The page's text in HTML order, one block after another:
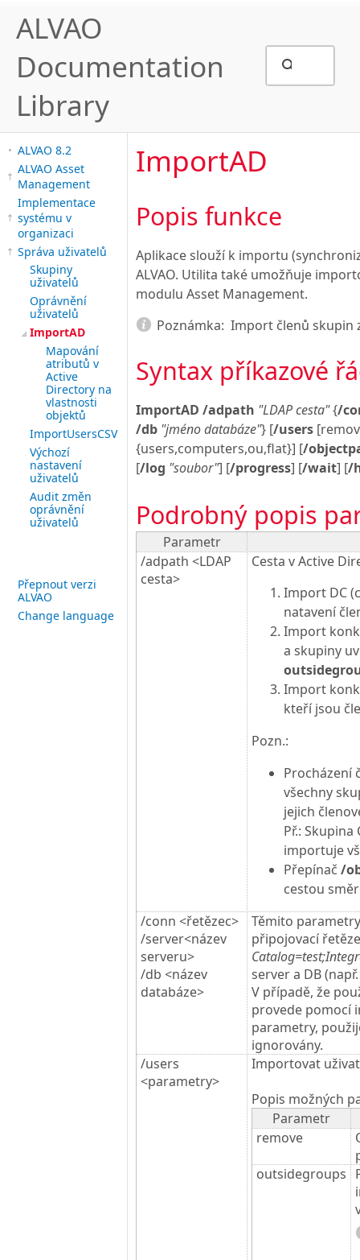
ALVAO
Documentation
Library
ALVAO 8.2
ALVAO Asset
Management
Implementace
systému v
organizaci
Správa uživatelů
Skupiny
uživatelů
Oprávnění
uživatelů
ImportAD
Mapování
atributů v
Active
Directory na
vlastnosti
objektů
ImportUsersCSV
Výchozí
nastavení
uživatelů
Audit změn
oprávnění
uživatelů
Přepnout verzi
ALVAO
Change language
ImportAD
Popis funkce
Aplikace slouží k importu
ALVAO. Utilita také umožňuje
modulu Asset Management.
Poznámka: Import členů skupin
Syntax příkazové
ImportAD /adpath "LDAP cesta"{/
/db "jméno databáze"} [/users
{users,computers,ou,flat}] [/
[/log "soubor"] [/progress] [/wait] [/
Podrobný popis
Parametr
/adpath <LDAP
cesta>
Cesta v Active
Import DC
natavení
Import
a skupiny
Import
kteří jsou
Pozn.:
Procházení
všechny
jejich
Př.:
importuje
Přepínač /
cestou
/conn <řetězec>
/server<název
serveru>
/db <název
databáze>
Těmito
připojovací
server a DB
V případě, že
provede pomocí
parametry,
ignorovány.
/users
<parametry>
Importovat
Popis možných
Parametr
remove
outsidegroups